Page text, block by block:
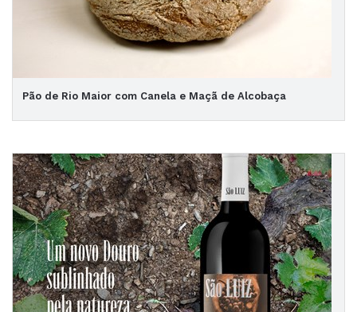
Pão de Rio Maior com Canela e Maçã de Alcobaça